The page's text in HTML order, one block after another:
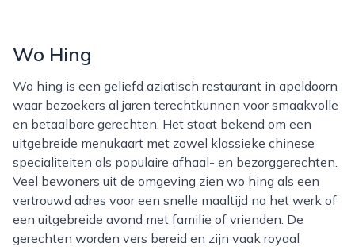
Wo Hing
Wo hing is een geliefd aziatisch restaurant in apeldoorn
waar bezoekers al jaren terechtkunnen voor smaakvolle
en betaalbare gerechten. Het staat bekend om een
uitgebreide menukaart met zowel klassieke chinese
specialiteiten als populaire afhaal- en bezorggerechten.
Veel bewoners uit de omgeving zien wo hing als een
vertrouwd adres voor een snelle maaltijd na het werk of
een uitgebreide avond met familie of vrienden. De
gerechten worden vers bereid en zijn vaak royaal